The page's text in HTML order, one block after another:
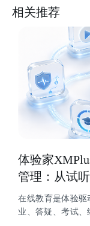
相关推荐
体验家
管理：从试
在线教育是体验
业、答疑、考试、